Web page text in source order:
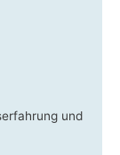
und